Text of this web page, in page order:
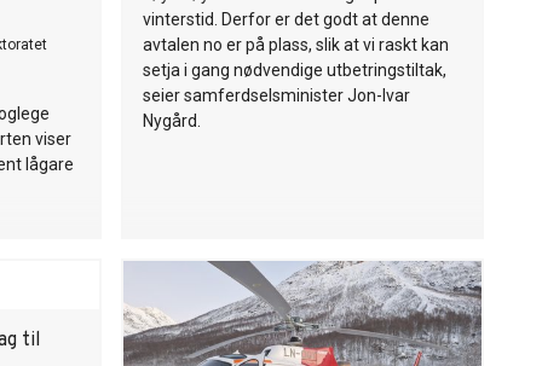
viser
lågare
vinterstid. Derfor er det godt at denne
avtalen no er på plass, slik at vi raskt kan
setja i gang nødvendige utbetringstiltak,
seier samferdselsminister Jon-Ivar
Nygård.
til